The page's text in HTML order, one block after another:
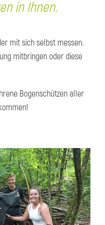
in Ihnen.
mit sich selbst messen.
mitbringen oder diese
Bogenschützen aller